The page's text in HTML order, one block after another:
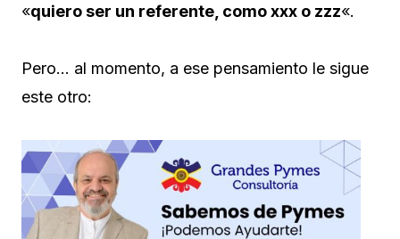
«quiero ser un referente, como xxx o zzz«.
Pero… al momento, a ese pensamiento le sigue
este otro: